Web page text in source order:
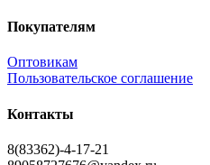
Покупателям
Оптовикам
Пользовательское соглашение
Контакты
8(83362)-4-17-21